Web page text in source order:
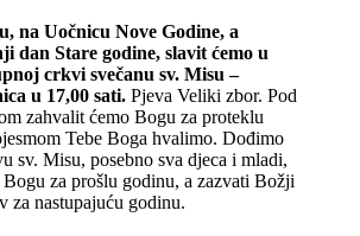
na Uočnicu Nove Godine, a
dan Stare godine, slavit ćemo u
crkvi svečanu sv. Misu –
u 17,00 sati. Pjeva Veliki zbor. Pod
zahvalit ćemo Bogu za proteklu
Tebe Boga hvalimo. Dođimo
sv. Misu, posebno sva djeca i mladi,
za prošlu godinu, a zazvati Božji
za nastupajuću godinu.